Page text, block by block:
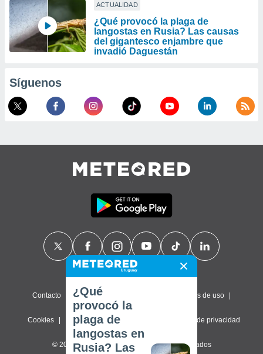
ACTUALIDAD
¿Qué provocó la plaga de
langostas en Rusia? Las causas
del gigantesco enjambre que
invadió Daguestán
Síguenos
Contacto Sobre nosotros Términos de uso
Cookies Política de privacidad Configuración de privacidad
© 2026 Meteored. Todos los derechos reservados
¿Qué
provocó la
plaga de
langostas en
Rusia? Las